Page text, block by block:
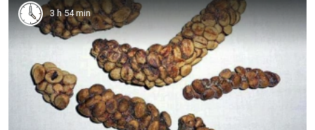
3 h 54 min